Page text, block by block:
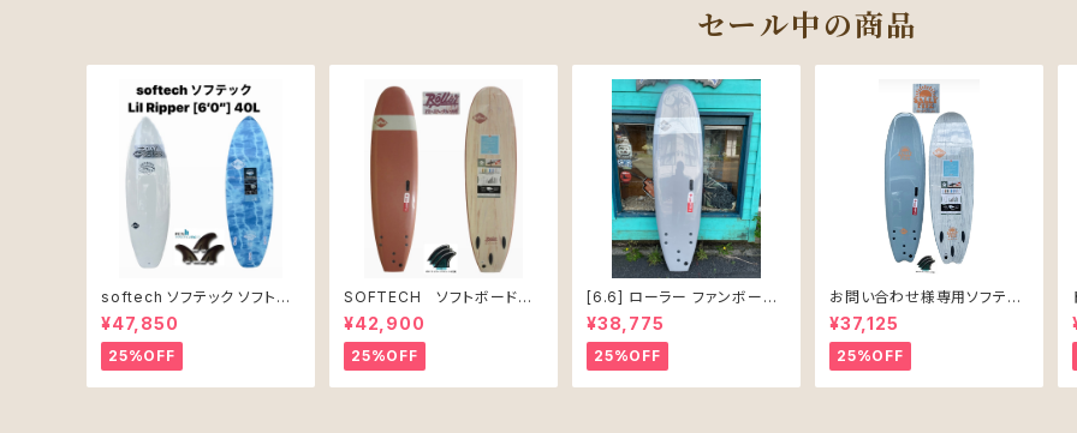
セール中の商品
softech ソフテック ソフトボ
ード Lil Ripper リル リッパー
[6’0”] 40L
¥47,850
25%OFF
SOFTECH ソフトボード
7'0" ROLLER CLAY
¥42,900
25%OFF
[6.6] ローラー ファンボード
ソフテック
¥38,775
25%OFF
お問い合わせ様専用ソフテッ
ク SALLY シャリー 6’6 ソフ
トボード 61L
¥37,125
25%OFF